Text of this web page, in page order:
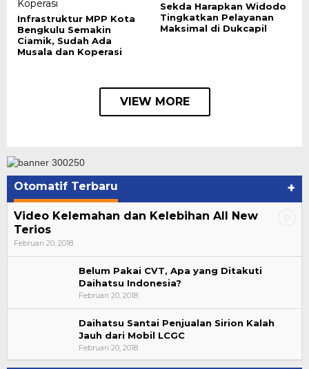
Infrastruktur MPP Kota
Bengkulu Semakin
Ciamik, Sudah Ada
Musala dan Koperasi
Sekda Harapkan Widodo
Tingkatkan Pelayanan
Maksimal di Dukcapil
VIEW MORE
Otomatif Terbaru +
Video Kelemahan dan Kelebihan All New
Terios
Februari 20, 2018
Belum Pakai CVT, Apa yang Ditakuti
Daihatsu Indonesia?
Februari 20, 2018
Daihatsu Santai Penjualan Sirion Kalah
Jauh dari Mobil LCGC
Februari 20, 2018
Bupati Ahmad Hijazi, Hadiri Paripurna Hasil
Penetapan Paslon Bupati dan Wabup Te…